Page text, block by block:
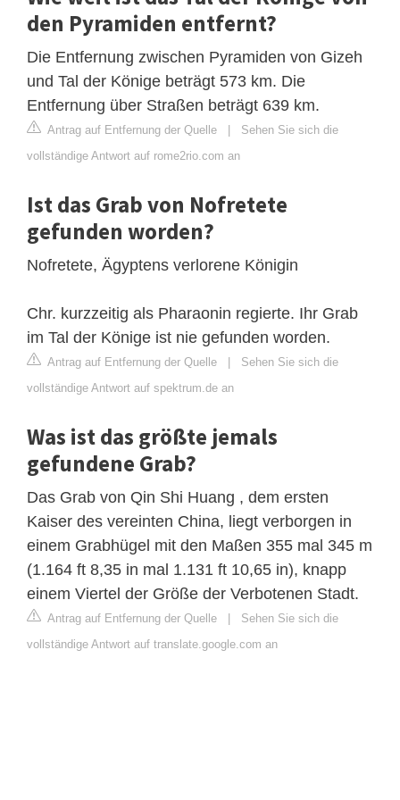
den Pyramiden entfernt?
Die Entfernung zwischen Pyramiden von Gizeh
und Tal der Könige beträgt 573 km. Die
Entfernung über Straßen beträgt 639 km.
Antrag auf Entfernung der Quelle | Sehen Sie sich die
vollständige Antwort auf rome2rio.com an
Ist das Grab von Nofretete
gefunden worden?
Nofretete, Ägyptens verlorene Königin
Chr. kurzzeitig als Pharaonin regierte. Ihr Grab
im Tal der Könige ist nie gefunden worden.
Antrag auf Entfernung der Quelle | Sehen Sie sich die
vollständige Antwort auf spektrum.de an
Was ist das größte jemals
gefundene Grab?
Das Grab von Qin Shi Huang , dem ersten
Kaiser des vereinten China, liegt verborgen in
einem Grabhügel mit den Maßen 355 mal 345 m
(1.164 ft 8,35 in mal 1.131 ft 10,65 in), knapp
einem Viertel der Größe der Verbotenen Stadt.
Antrag auf Entfernung der Quelle | Sehen Sie sich die
vollständige Antwort auf translate.google.com an